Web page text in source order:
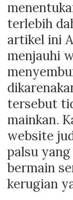
terlebih
artikel ini
menjauhi
tersebut
mainkan.
website
palsu
bermain
kerugian